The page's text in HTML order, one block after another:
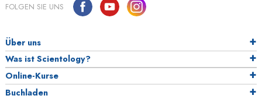
FOLGEN SIE UNS
Über uns
Was ist Scientology?
Online-Kurse
Buchladen